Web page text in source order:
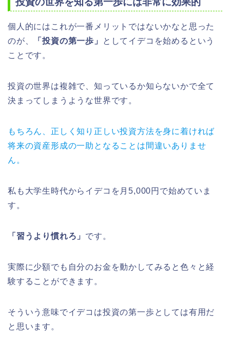
個人的にはこれが一番メリットではないかなと思った
のが、
「投資の第一歩」
としてイデコを始めるという
ことです。
投資の世界は複雑で、知っているか知らないかで全て
決まってしまうような世界です。
もちろん、正しく知り正しい投資方法を身に着ければ
将来の資産形成の一助となることは間違いありませ
ん。
私も大学生時代からイデコを月5,000円で始めていま
す。
「習うより慣れろ」 です。
実際に少額でも自分のお金を動かしてみると色々と経
験することができます。
そういう意味でイデコは投資の第一歩としては有用だ
と思います。